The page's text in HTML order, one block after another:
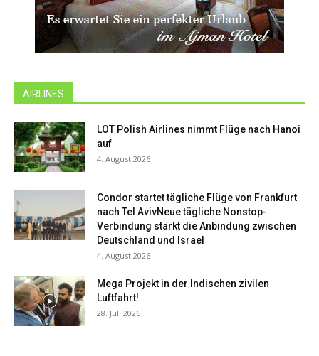
AIRLINES
LOT Polish Airlines nimmt Flüge nach Hanoi
auf
4. August 2026
Condor startet tägliche Flüge von Frankfurt
nach Tel AvivNeue tägliche Nonstop-
Verbindung stärkt die Anbindung zwischen
Deutschland und Israel
4. August 2026
Mega Projekt in der Indischen zivilen
Luftfahrt!
28. Juli 2026